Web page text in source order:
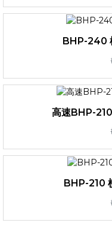
BHP-240
高速BHP-
BHP-210